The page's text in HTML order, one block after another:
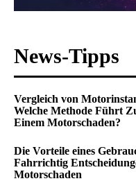
News-Tipps
Vergleich von
Welche Methode Führt
Einem Motorschaden?
Die Vorteile eines
Fahrrichtig
Motorschaden